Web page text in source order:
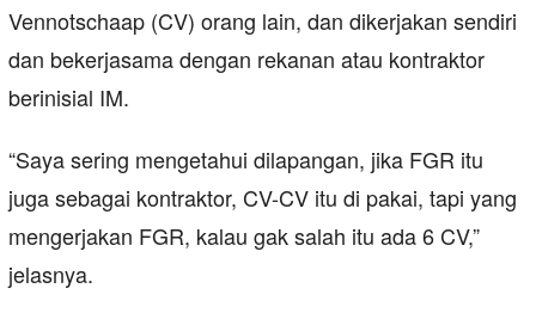
Vennotschaap (CV) orang lain, dan dikerjakan sendiri
dan bekerjasama dengan rekanan atau kontraktor
berinisial IM.
“Saya sering mengetahui dilapangan, jika FGR itu
juga sebagai kontraktor, CV-CV itu di pakai, tapi yang
mengerjakan FGR, kalau gak salah itu ada 6 CV,”
jelasnya.